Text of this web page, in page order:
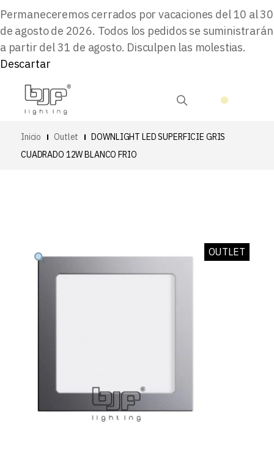
Permaneceremos cerrados por vacaciones del 10 al 30
de agosto de 2026. Todos los pedidos se suministrarán
a partir del 31 de agosto. Disculpen las molestias.
Descartar
Inicio Outlet
DOWNLIGHT LED SUPERFICIE GRIS
CUADRADO 12W BLANCO FRIO
OUTLET